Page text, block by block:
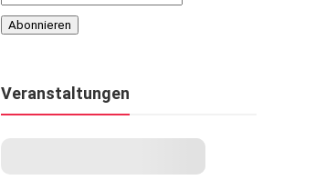
Veranstaltungen